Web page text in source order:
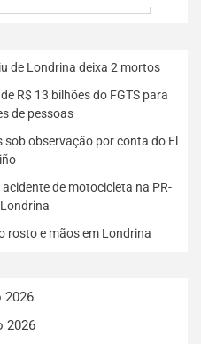
de Londrina deixa 2 mortos
R$ 13 bilhões do FGTS para
de pessoas
observação por conta do El
de motocicleta na PR-
rosto e mãos em Londrina
2026
2026